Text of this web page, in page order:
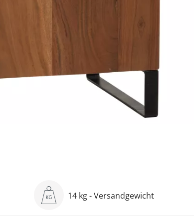
14 kg - Versandgewicht